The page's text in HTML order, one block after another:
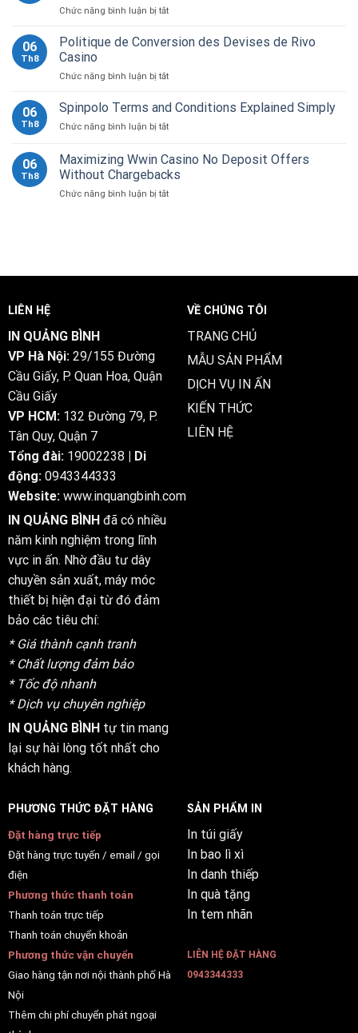
Bonus
Chức năng bình luận bị tắtở
à
:
Inconvénients
Alternatives
06
Th8
Politique de Conversion des Devises de Rivo
Casino
Chức năng bình luận bị tắtở
de
des
de
Rivo
06
Th8
Spinpolo Terms and Conditions Explained Simply
Chức năng bình luận bị tắtở
Terms
and
Conditions
Explained
06
Th8
Maximizing Wwin Casino No Deposit Offers
Without Chargebacks
Chức năng bình luận bị tắtở
Offers
Chargebacks
LIÊN HỆ
IN QUẢNG BÌNH
VP Hà Nội: 29/155 Đường
Cầu Giấy, P. Quan Hoa, Quận
Cầu Giấy
VP HCM: 132 Đường 79, P.
Tân Quy, Quận 7
Tổng đài: 19002238 | Di
động: 0943344333
Website: www.inquangbinh.com
IN QUẢNG BÌNH đã có nhiều
năm kinh nghiệm trong lĩnh
vực in ấn. Nhờ đầu tư dây
chuyền sản xuất, máy móc
thiết bị hiện đại từ đó đảm
bảo các tiêu chí:
* Giá thành cạnh tranh
* Chất lượng đảm bảo
* Tốc độ nhanh
* Dịch vụ chuyên nghiệp
IN QUẢNG BÌNH tự tin mang
lại sự hài lòng tốt nhất cho
khách hàng.
VỀ CHÚNG TÔI
TRANG CHỦ
MẪU SẢN PHẨM
DỊCH VỤ IN ẤN
KIẾN THỨC
LIÊN HỆ
PHƯƠNG THỨC ĐẶT HÀNG
Đặt hàng trực tiếp
Đặt hàng trực tuyến / email / gọi
điện
Phương thức thanh toán
Thanh toán trực tiếp
Thanh toán chuyển khoản
Phương thức vận chuyển
Giao hàng tận nơi nội thành phố Hà
Nội
Thêm chi phí chuyển phát ngoại
SẢN PHẨM IN
In túi giấy
In bao lì xì
In danh thiếp
In quà tặng
In tem nhãn
LIÊN HỆ ĐẶT HÀNG
0943344333